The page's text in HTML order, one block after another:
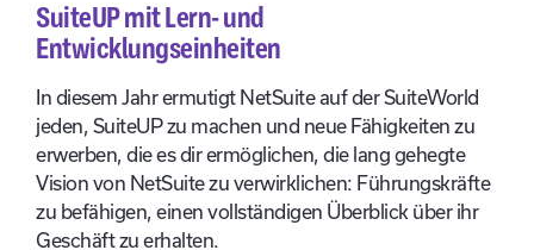
SuiteUP mit Lern- und
Entwicklungseinheiten
In diesem Jahr ermutigt NetSuite auf der SuiteWorld
jeden, SuiteUP zu machen und neue Fähigkeiten zu
erwerben, die es dir ermöglichen, die lang gehegte
Vision von NetSuite zu verwirklichen: Führungskräfte
zu befähigen, einen vollständigen Überblick über ihr
Geschäft zu erhalten.